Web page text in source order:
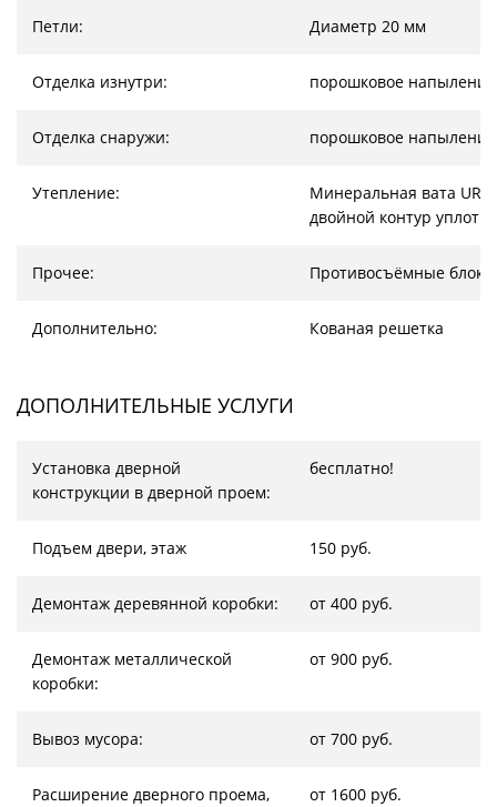
Петли: Диаметр 20 мм
Отделка изнутри: порошковое напыление
Отделка снаружи: порошковое напыление
Утепление:
Минеральная вата
двойной контур
Прочее: Противосъёмные
Дополнительно: Кованая решетка
ДОПОЛНИТЕЛЬНЫЕ УСЛУГИ
Установка дверной
конструкции в дверной проем:
бесплатно!
Подъем двери, этаж 150 руб.
Демонтаж деревянной коробки: от 400 руб.
Демонтаж металлической
коробки:
от 900 руб.
Вывоз мусора: от 700 руб.
Расширение дверного проема,
от 1600 руб.